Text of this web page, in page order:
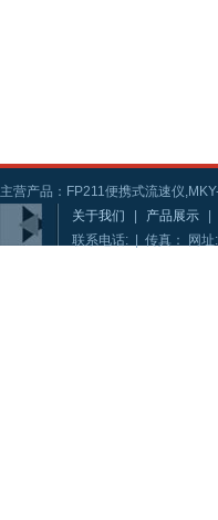
主营产品：FP211便携式流速仪
关于我们
产品展示
联系电话: | 传真： 网址